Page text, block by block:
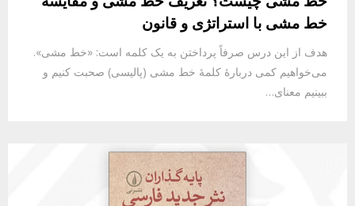
خط مشی با استراتژی و قانون
هدف از این درس صرفاً‌ پرداختن به یک کلمه است: «خط مشی».
می‌خواهیم کمی دربارهٔ‌ کلمهٔ خط مشی (پالیسی)‌ صحبت کنیم و
ببینیم معنای…